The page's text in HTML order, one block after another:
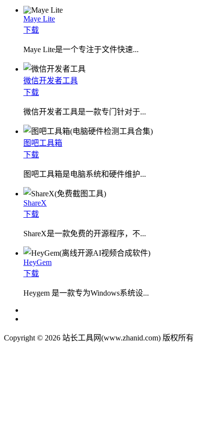
Maye Lite
下载
​Maye Lite是一个专注于文件快速...
微信开发者工具
下载
微信开发者工具是一款专门针对于...
图吧工具箱
下载
图吧工具箱是电脑系统和硬件维护...
ShareX
下载
ShareX是一款免费的开源程序，不...
HeyGem
下载
Heygem 是一款专为Windows系统设...
Copyright © 2026 站长工具网(www.zhanid.com) 版权所有